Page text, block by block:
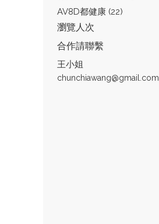
AV8D都健康 (22)
瀏覽人次
合作請聯繫
王小姐
chunchiawang@gmail.com